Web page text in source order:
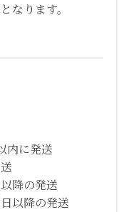
なります。
内に発送
降の発送
以降の発送